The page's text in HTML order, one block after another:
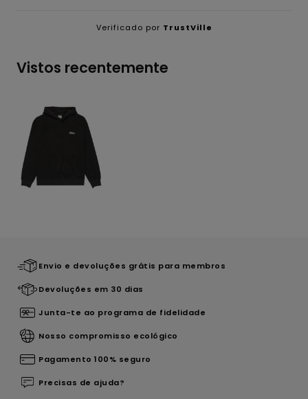
Verificado por TrustVille
Vistos recentemente
Envio e devoluções grátis para membros
Devoluções em 30 dias
Junta-te ao programa de fidelidade
Nosso compromisso ecológico
Pagamento 100% seguro
Precisas de ajuda?